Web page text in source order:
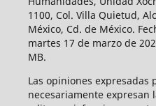
1100, Col. Villa Quietud,
México, Cd. de México.
martes 17 de marzo de
MB.
Las opiniones expresadas
necesariamente